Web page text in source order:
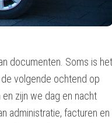
documenten. Soms is het
volgende ochtend op
zijn we dag en nacht
administratie, facturen en